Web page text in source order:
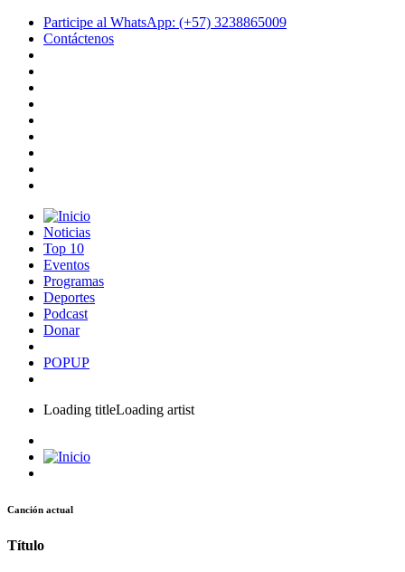
Participe al WhatsApp: (+57) 3238865009
Contáctenos
Noticias
Top 10
Eventos
Programas
Deportes
Podcast
Donar
POPUP
Loading titleLoading artist
Canción actual
Título